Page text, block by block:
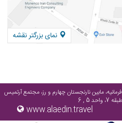
نمای بزرگتر نقشه
فرمانیه، مابین نارنجستان چهارم و رز، مجتمع آرتمیس
5 , 6
www.alaedin.travel